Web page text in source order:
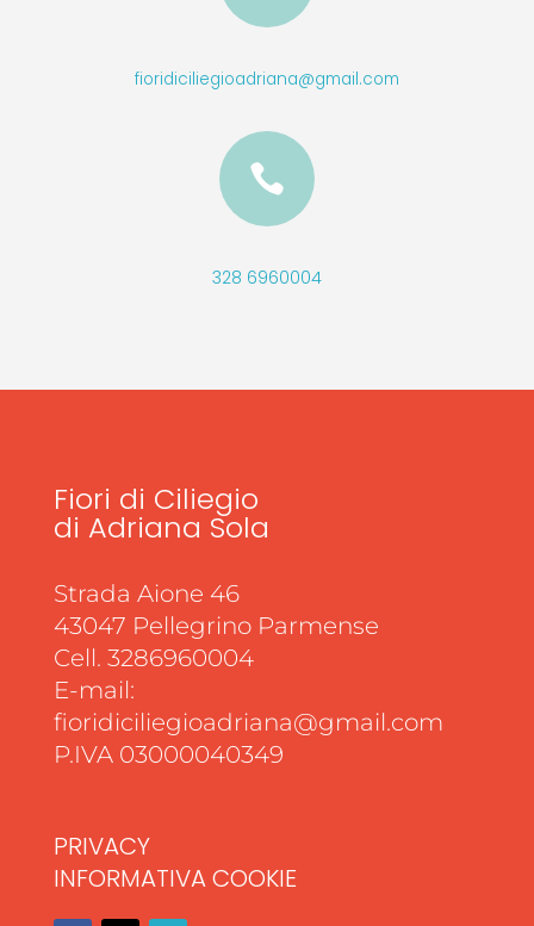
fioridiciliegioadriana@gmail.com

328 6960004
Fiori di Ciliegio
di Adriana Sola
Strada Aione 46
43047 Pellegrino Parmense
Cell. 3286960004
E-mail:
fioridiciliegioadriana@gmail.com
P.IVA 03000040349
PRIVACY
INFORMATIVA COOKIE